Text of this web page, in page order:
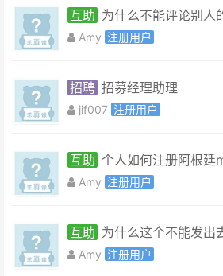
互助 为什么不能评论别人
Amy 注册用户
招聘 招募经理助理
jif007 注册用户
互助 个人如何注册阿根
Amy 注册用户
互助 为什么这个不能发出
Amy 注册用户